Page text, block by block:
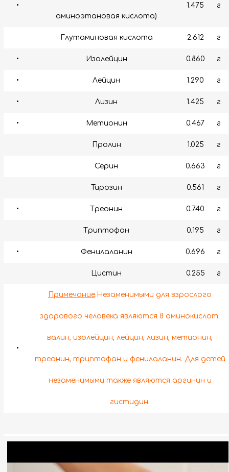
•
аминоэтановая кислота)
1.475 г
Глутаминовая кислота 2.612 г
• Изолейцин 0.860 г
• Лейцин 1.290 г
• Лизин 1.425 г
• Метионин 0.467 г
Пролин 1.025 г
Серин 0.663 г
Тирозин 0.561 г
• Треонин 0.740 г
Триптофан 0.195 г
• Фенилаланин 0.696 г
Цистин 0.255 г
•
Примечание.Незаменимыми для взрослого
здорового человека являются 8 аминокислот:
валин, изолейцин, лейцин, лизин, метионин,
треонин, триптофан и фенилаланин. Для детей
незаменимыми также являются аргинин и
гистидин.